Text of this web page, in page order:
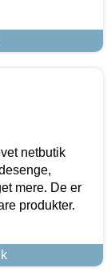
netbutik
mere. De er
produkter.